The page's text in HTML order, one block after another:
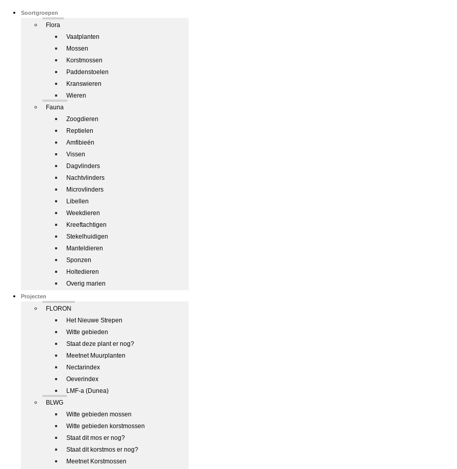
Soortgroepen
Flora
Vaatplanten
Mossen
Korstmossen
Paddenstoelen
Kranswieren
Wieren
Fauna
Zoogdieren
Reptielen
Amfibieën
Vissen
Dagvlinders
Nachtvlinders
Microvlinders
Libellen
Weekdieren
Kreeftachtigen
Stekelhuidigen
Manteldieren
Sponzen
Holtedieren
Overig marien
Projecten
FLORON
Het Nieuwe Strepen
Witte gebieden
Staat deze plant er nog?
Meetnet Muurplanten
Nectarindex
Oeverindex
LMF-a (Dunea)
BLWG
Witte gebieden mossen
Witte gebieden korstmossen
Staat dit mos er nog?
Staat dit korstmos er nog?
Meetnet Korstmossen